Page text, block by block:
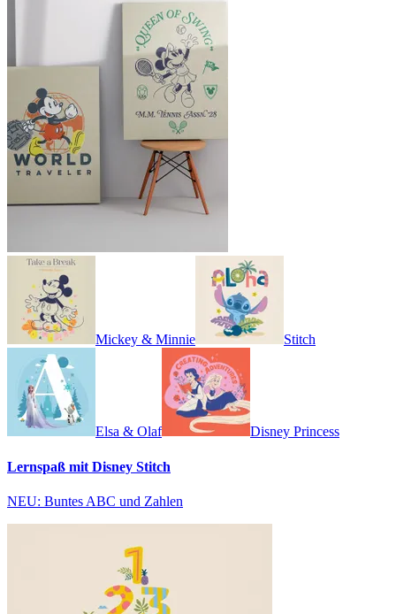
Mickey & Minnie Stitch
Elsa & Olaf Disney Princess
Lernspaß mit Disney Stitch
NEU: Buntes ABC und Zahlen